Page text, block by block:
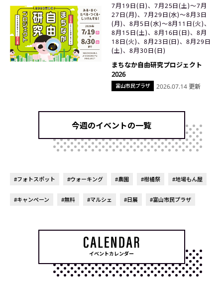
富山市民プラザ
7月19日(日)、7月25日(土)〜7月
27日(月)、7月29日(水)〜8月3日
(月)、8月5日(水)〜8月11日(火)、
8月15日(土)、8月16日(日)、8月
18日(火)、8月23日(日)、8月29日
(土)、8月30日(日)
まちなか自由研究プロジェクト
2026
2026.07.14 更新
今週のイベントの一覧
#フォトスポット #ウォーキング #農園 #柑橘祭 #地場もん屋
#キャンペーン #無料 #マルシェ #日展 #富山市民プラザ
イベントカレンダー